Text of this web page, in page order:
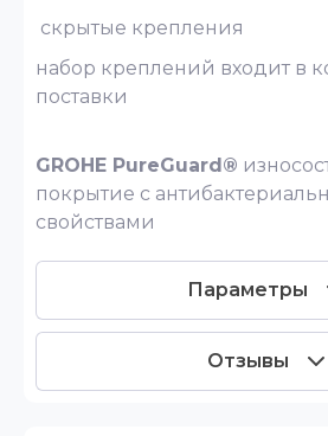
скрытые крепления
набор креплений входит в
поставки
GROHE PureGuard®
покрытие с
свойствами
Параметры
Отзывы